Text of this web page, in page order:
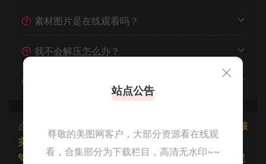
素材图片是在线观看吗？
我不会解压怎么办？
本文资源仅供个人参考学习，请勿批量搬运，一经核
实将封禁账号权限！
💚本文资源均来源网友分享，若侵犯了您的权益可以提
站点公告
尊敬的美图网客户，大部分资源看在线观
看，合集部分为下载栏目，高清无水印~~